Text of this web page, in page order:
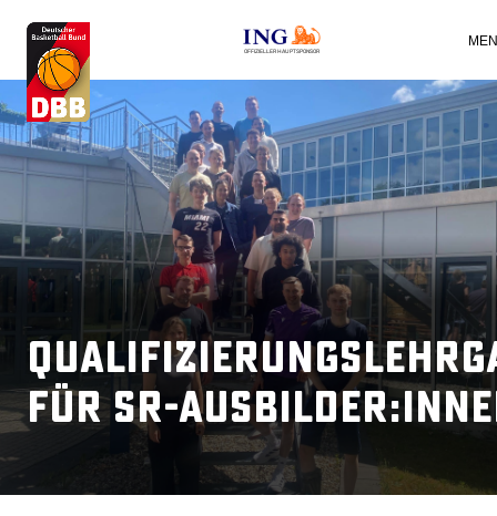
OFFIZIELLER HAUPTSPONSOR
für SR-